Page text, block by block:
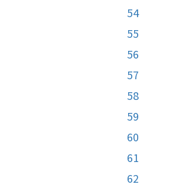
54
55
56
57
58
59
60
61
62